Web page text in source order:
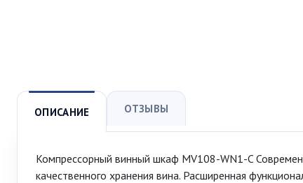
ОПИСАНИЕ ОТЗЫВЫ
Компрессорный винный шкаф MV108-WN1-C
качественного хранения вина. Расширенная